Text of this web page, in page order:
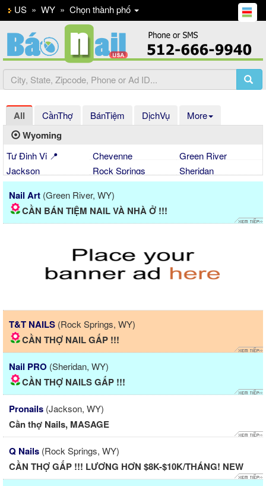
US » WY » Chọn thành phố
All CầnThợ BánTiệm DịchVụ More
Wyoming
Tự Định Vị 📍 Cheyenne
Green River
Jackson
Rock Springs Sheridan
Nail Art (Green River, WY)
CẦN BÁN TIỆM NAIL VÀ NHÀ Ở !!!
T&T NAILS (Rock Springs, WY)
CẦN THỢ NAIL GẤP !!!
Nail PRO (Sheridan, WY)
CẦN THỢ NAILS GẤP !!!
Pronails (Jackson, WY)
Cần thợ Nails, MASAGE
Q Nails (Rock Springs, WY)
CẦN THỢ GẤP !!! LƯƠNG HƠN $8K-$10K/THÁNG! NEW